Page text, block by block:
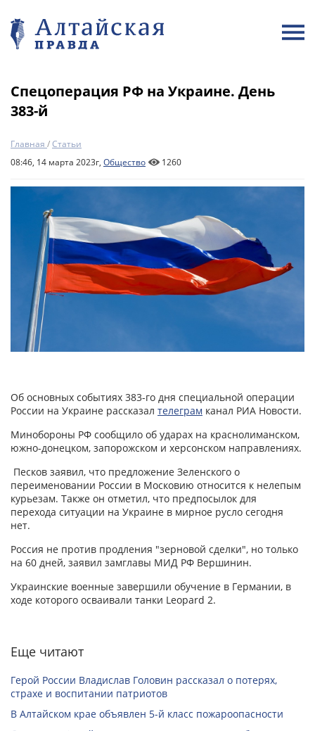
Спецоперация РФ на Украине. День
383-й
Главная /Статьи
08:46, 14 марта 2023г, Общество 1260
Об основных событиях 383-го дня специальной операции
России на Украине рассказал телеграм канал РИА Новости.
Минобороны РФ сообщило об ударах на краснолиманском,
южно-донецком, запорожском и херсонском направлениях.
Песков заявил, что предложение Зеленского о
переименовании России в Московию относится к нелепым
курьезам. Также он отметил, что предпосылок для
перехода ситуации на Украине в мирное русло сегодня
нет.
Россия не против продления "зерновой сделки", но только
на 60 дней, заявил замглавы МИД РФ Вершинин.
Украинские военные завершили обучение в Германии, в
ходе которого осваивали танки Leopard 2.
Еще читают
Герой России Владислав Головин рассказал о потерях,
страхе и воспитании патриотов
В Алтайском крае объявлен 5-й класс пожароопасности